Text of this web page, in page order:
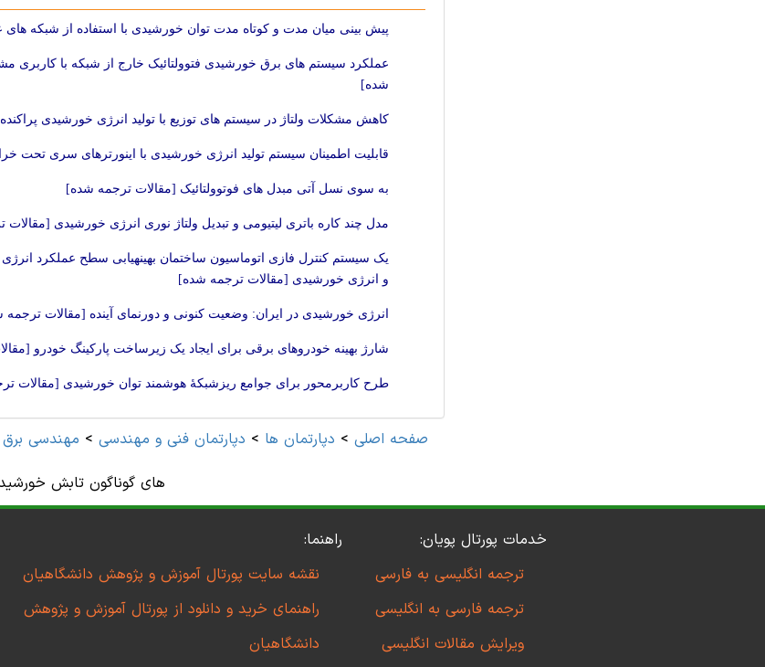
پیش بینی میان مدت و کوتاه مدت توان خورشیدی با استفاده از شبکه
عملکرد سیستم های برق خورشیدی فتوولتائیک خارج از شبکه با
شده]
کاهش مشکلات ولتاژ در سیستم های توزیع با تولید انرژی خورشیدی
قابلیت اطمینان سیستم تولید انرژی خورشیدی با اینورترهای سری
به سوی نسل آتی مبدل های فوتوولتائیک [مقالات ترجمه شده]
مدل چند کاره باتری لیتیومی و تبدیل ولتاژ نوری انرژی خورشیدی
یک سیستم کنترل فازی اتوماسیون ساختمان بهینه‏یابی سطح عملکرد
و انرژی خورشیدی [مقالات ترجمه شده]
انرژی خورشیدی در ایران: وضعیت کنونی و دورنمای آینده [مقالات ترجمه
شارژ بهینه خودروهای برقی برای ایجاد یک زیرساخت پارکینگ خودرو
طرح کاربرمحور برای جوامع ریزشبکۀ هوشمند توان خورشیدی [مقالات
صفحه اصلی > دپارتمان ها > دپارتمان فنی و مهندسی > مهندسی برق
های گوناگون تابش
خدمات پورتال پویان:
ترجمه انگلیسی به فارسی
ترجمه فارسی به انگلیسی
ویرایش مقالات انگلیسی
راهنما:
نقشه سایت پورتال آموزش و پژوهش دانشگاهیان
راهنمای خرید و دانلود از پورتال آموزش و پژوهش
دانشگاهیان